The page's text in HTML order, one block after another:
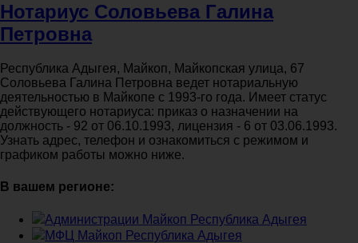
Нотариус Соловьева Галина
Петровна
Республика Адыгея, Майкоп, Майкопская улица, 67
Соловьева Галина Петровна ведет нотариальную
деятельностью в Майкопе с 1993-го года. Имеет статус
действующего нотариуса: приказ о назначении на
должность - 92 от 06.10.1993, лицензия - 6 от 03.06.1993.
Узнать адрес, телефон и ознакомиться с режимом и
графиком работы можно ниже.
В вашем регионе:
Администрации Майкоп Республика Адыгея
МФЦ Майкоп Республика Адыгея